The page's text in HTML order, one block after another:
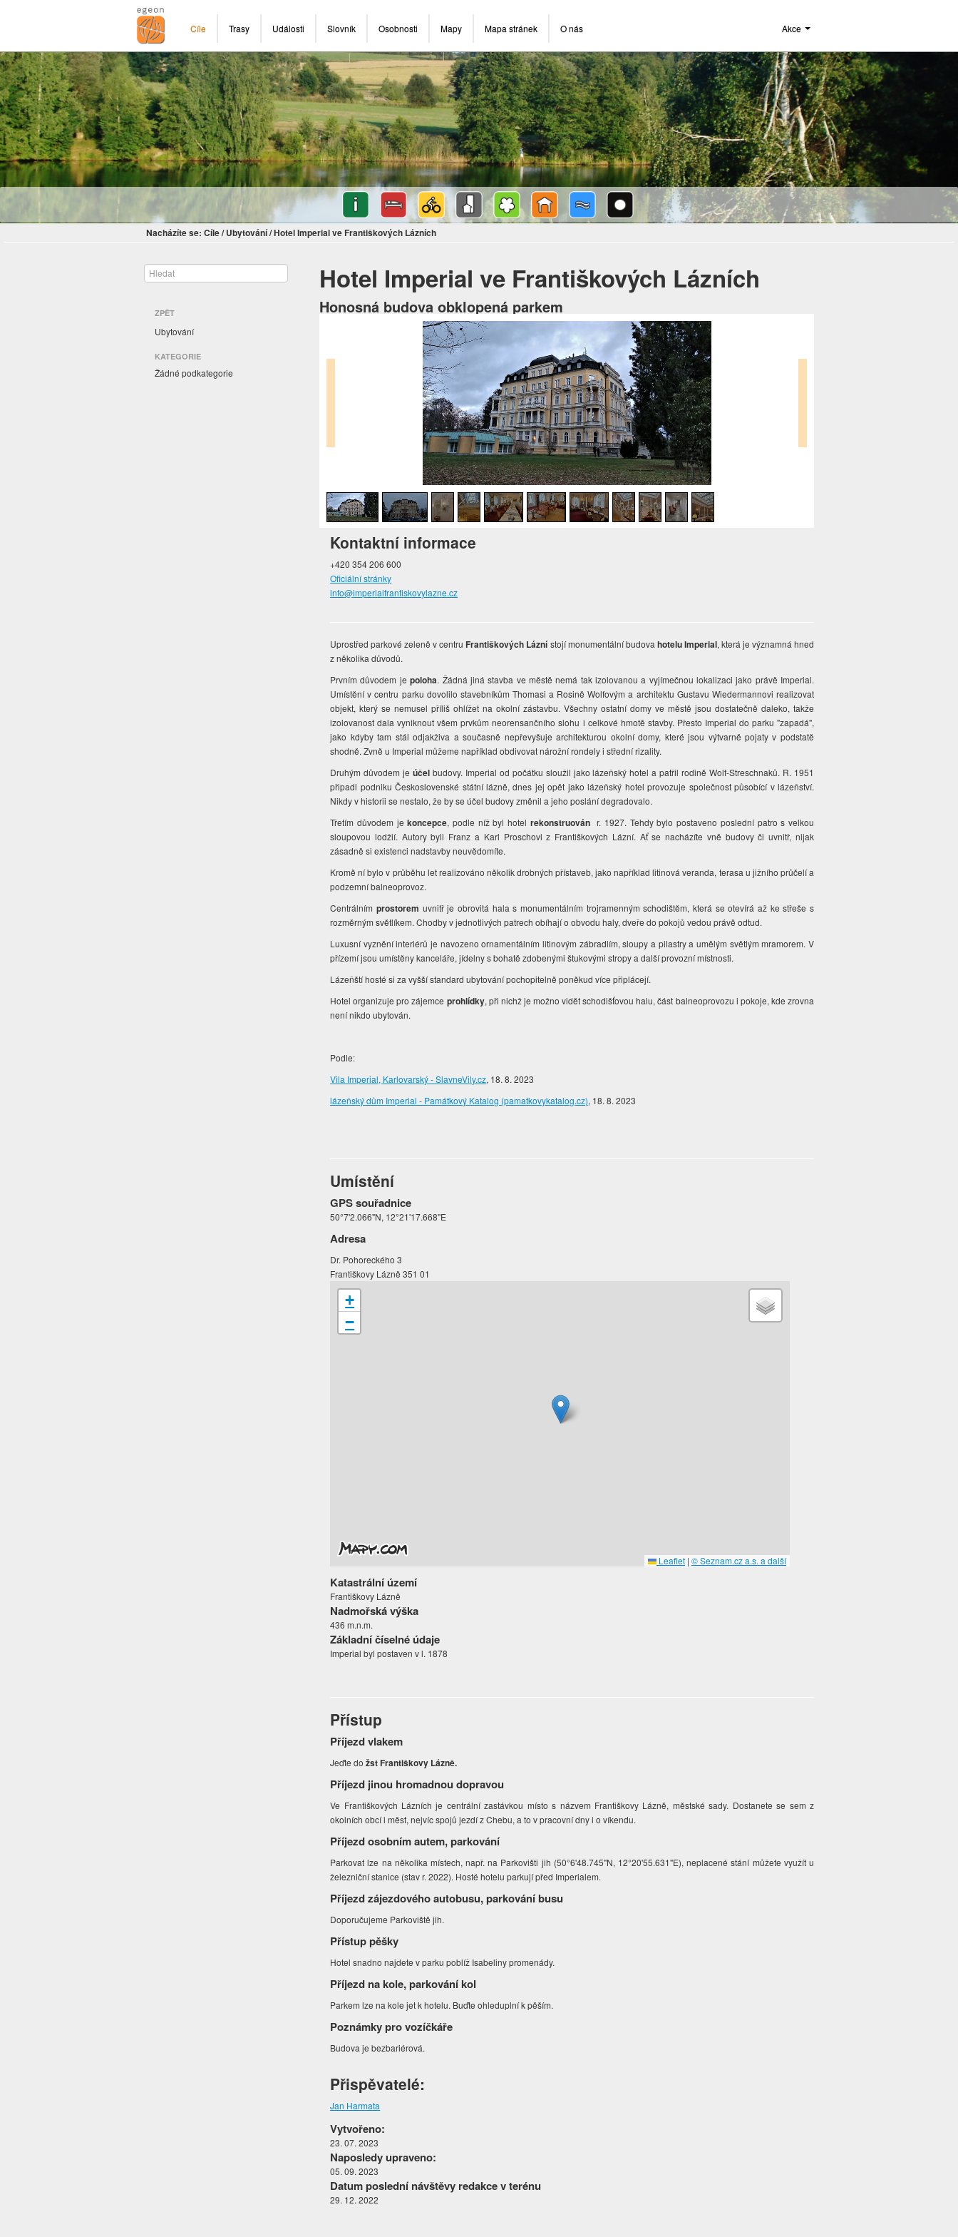
Cíle Trasy Události Slovník Osobnosti Mapy Mapa stránek O nás Akce
Nacházíte se: Cíle/ Ubytování/Hotel Imperial ve Františkových Lázních
ZPĚT
Ubytování
KATEGORIE
Žádné podkategorie
Hotel Imperial ve Františkových Lázních
Honosná budova obklopená parkem
Kontaktní informace
+420 354 206 600
Oficiální stránky
info@imperialfrantiskovylazne.cz
Uprostřed parkové zeleně v centru Františkových Láznístojí monumentální budova hotelu Imperial, která je významná hned
z několika důvodů.
Prvním důvodem jepoloha. Žádná jiná stavba ve městě nemá tak izolovanou a vyjímečnou lokalizaci jako právě Imperial.
Umístění v centru parku dovolilo stavebníkům Thomasi a Rosině Wolfovým a architektu Gustavu Wiedermannovi realizovat
objekt, který se nemusel příliš ohlížet na okolní zástavbu. Všechny ostatní domy ve městě jsou dostatečně daleko, takže
izolovanost dala vyniknout všem prvkům neorensančního slohu i celkové hmotě stavby. Přesto Imperial do parku "zapadá",
jako kdyby tam stál odjakživa a současně nepřevyšuje architekturou okolní domy, které jsou výtvarně pojaty v podstatě
shodně. Zvně u Imperial můžeme například obdivovat nárožní rondely i střední rizality.
Druhým důvodem je účelbudovy. Imperial od počátku sloužil jako lázeňský hotel a patřil rodině Wolf-Streschnaků. R. 1951
připadl podniku Československé státní lázně, dnes jej opět jako lázeňský hotel provozuje společnost působící v lázeňství.
Nikdy v historii se nestalo, že by se účel budovy změnil a jeho poslání degradovalo.
Třetím důvodem jekoncepce, podle níž byl hotel rekonstruovánr. 1927. Tehdy bylo postaveno poslední patro s velkou
sloupovou lodžií. Autory byli Franz a Karl Proschovi z Františkových Lázní. Ať se nacházíte vně budovy či uvnitř, nijak
zásadně si existenci nadstavby neuvědomíte.
Kromě ní bylo v průběhu let realizováno několik drobných přístaveb, jako například litinová veranda, terasa u jižního průčelí a
podzemní balneoprovoz.
Centrálním prostorem uvnitř je obrovitá hala s monumentálním trojramenným schodištěm, která se otevírá až ke střeše s
rozměrným světlíkem. Chodby v jednotlivých patrech obíhají o obvodu haly, dveře do pokojů vedou právě odtud.
Luxusní vyznění interiérů je navozeno ornamentálním litinovým zábradlím, sloupy a pilastry a umělým světlým mramorem. V
přízemí jsou umístěny kanceláře, jídelny s bohatě zdobenými štukovými stropy a další provozní místnosti.
Lázeňští hosté si za vyšší standard ubytování pochopitelně poněkud více připlácejí.
Hotel organizuje pro zájemce prohlídky, při nichž je možno vidět schodišťovou halu, část balneoprovozu i pokoje, kde zrovna
není nikdo ubytován.
Podle:
Vila Imperial, Karlovarský - SlavneVily.cz, 18. 8. 2023
lázeňský dům Imperial - Památkový Katalog (pamatkovykatalog.cz), 18. 8. 2023
Umístění
GPS souřadnice
50°7'2.066"N, 12°21'17.668"E
Adresa
Dr. Pohoreckého 3
Františkovy Lázně 351 01
+
−
Leaflet | © Seznam.cz a.s. a další
Katastrální území
Františkovy Lázně
Nadmořská výška
436 m.n.m.
Základní číselné údaje
Imperial byl postaven v l. 1878
Přístup
Příjezd vlakem
Jeďte dožst Františkovy Lázně.
Příjezd jinou hromadnou dopravou
Ve Františkových Lázních je centrální zastávkou místo s názvem Františkovy Lázně, městské sady. Dostanete se sem z
okolních obcí i měst, nejvíc spojů jezdí z Chebu, a to v pracovní dny i o víkendu.
Příjezd osobním autem, parkování
Parkovat lze na několika místech, např. na Parkovišti jih (50°6'48.745"N, 12°20'55.631"E), neplacené stání můžete využít u
železniční stanice (stav r. 2022). Hosté hotelu parkují před Imperialem.
Příjezd zájezdového autobusu, parkování busu
Doporučujeme Parkoviště jih.
Přístup pěšky
Hotel snadno najdete v parku poblíž Isabeliny promenády.
Příjezd na kole, parkování kol
Parkem lze na kole jet k hotelu. Buďte ohleduplní k pěším.
Poznámky pro vozíčkáře
Budova je bezbariérová.
Přispěvatelé:
Jan Harmata
Vytvořeno:
23. 07. 2023
Naposledy upraveno:
05. 09. 2023
Datum poslední návštěvy redakce v terénu
29. 12. 2022